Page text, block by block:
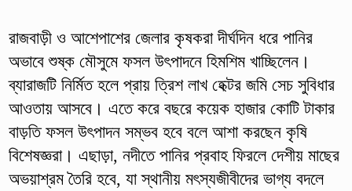
রাজবাড়ী ও আশেপাশের জেলার কৃষকরা দীর্ঘদিন ধরে পানির
অভাবে শুষ্ক মৌসুমে ফসল উৎপাদনে হিমশিম খাচ্ছিলেন।
ব্যারাজটি নির্মিত হলে প্রায় ত্রিশ লাখ হেক্টর জমি সেচ সুবিধার
আওতায় আসবে। এতে করে বছরে কয়েক হাজার কোটি টাকার
বাড়তি ফসল উৎপাদন সম্ভব হবে বলে আশা করছেন কৃষি
বিশেষজ্ঞরা। এছাড়া, নদীতে পানির প্রবাহ ফিরলে দেশীয় মাছের
অভয়াশ্রম তৈরি হবে, যা স্থানীয় মৎস্যজীবীদের ভাগ্য বদলে